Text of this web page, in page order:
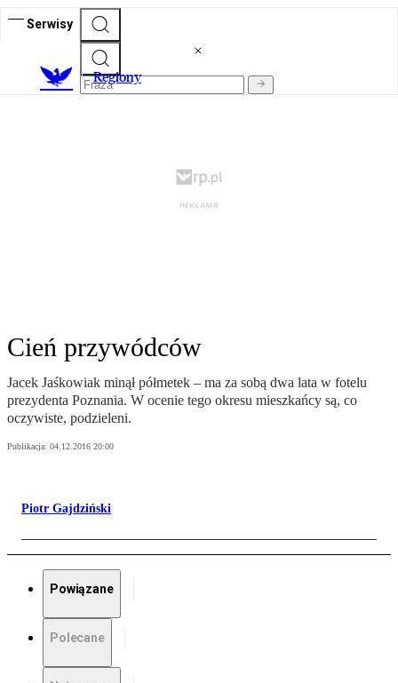
Serwisy
Regiony
Cień przywódców
Jacek Jaśkowiak minął półmetek – ma za sobą dwa lata w fotelu
prezydenta Poznania. W ocenie tego okresu mieszkańcy są, co
oczywiste, podzieleni.
Publikacja: 04.12.2016 20:00
Piotr Gajdziński
Powiązane
Polecane